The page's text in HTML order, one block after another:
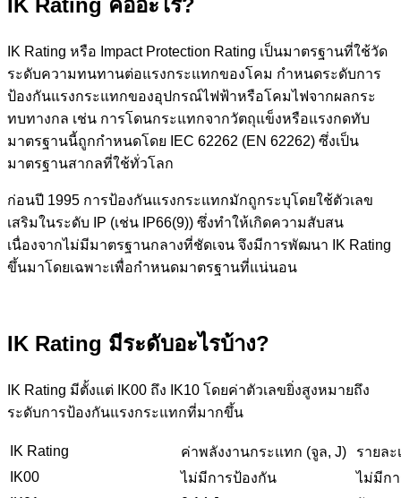
IK Rating หรือ Impact Protection Rating เป็นมาตรฐานที่ใช้วัด
ระดับความทนทานต่อแรงกระแทกของโคม กำหนดระดับการ
ป้องกันแรงกระแทกของอุปกรณ์ไฟฟ้าหรือโคมไฟจากผลกระ
ทบทางกล เช่น การโดนกระแทกจากวัตถุแข็งหรือแรงกดทับ
มาตรฐานนี้ถูกกำหนดโดย IEC 62262 (EN 62262) ซึ่งเป็น
มาตรฐานสากลที่ใช้ทั่วโลก
ก่อนปี 1995 การป้องกันแรงกระแทกมักถูกระบุโดยใช้ตัวเลข
เสริมในระดับ IP (เช่น IP66(9)) ซึ่งทำให้เกิดความสับสน
เนื่องจากไม่มีมาตรฐานกลางที่ชัดเจน จึงมีการพัฒนา IK Rating
ขึ้นมาโดยเฉพาะเพื่อกำหนดมาตรฐานที่แน่นอน
IK Rating มีระดับอะไรบ้าง?
IK Rating มีตั้งแต่ IK00 ถึง IK10 โดยค่าตัวเลขยิ่งสูงหมายถึง
ระดับการป้องกันแรงกระแทกที่มากขึ้น
IK Rating ค่าพลังงานกระแทก (จูล, J)
รายล
IK00
ไม่มีการป้องกัน
ไม่มีก